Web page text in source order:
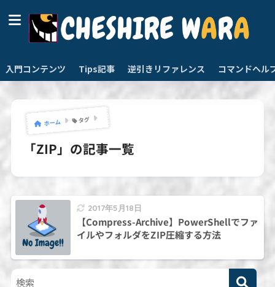
入門コンテンツ Tips記事 逆引きリファレンス コマンドヘル
ホーム タグ
「ZIP」の記事一覧
2017年5月18日
【Compress-Archive】PowerShellでファ
イルやフォルダをZIP圧縮する方法